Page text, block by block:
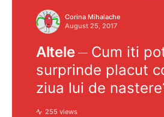
Corina Mihalache
August 25, 2017
Altele
Cum iti
surprinde placut
ziua lui de
255 views